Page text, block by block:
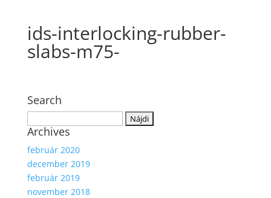
ids-interlocking-rubber-
slabs-m75-
Search
Archives
február 2020
december 2019
február 2019
november 2018